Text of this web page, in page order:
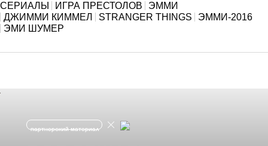
СЕРИАЛЫ ИГРА ПРЕСТОЛОВ
ЭММИ
ДЖИММИ КИММЕЛ
STRANGER THINGS
ЭММИ-2016
ЭМИ ШУМЕР
партнерский материал